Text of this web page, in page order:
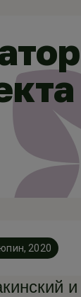
2020